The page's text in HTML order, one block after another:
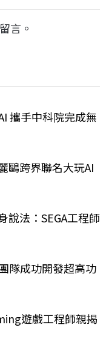
言。
攜手中科院完成無
鷗跨界聯名大玩AI
說法：SEGA工程師
隊成功開發超高功
遊戲工程師親揭